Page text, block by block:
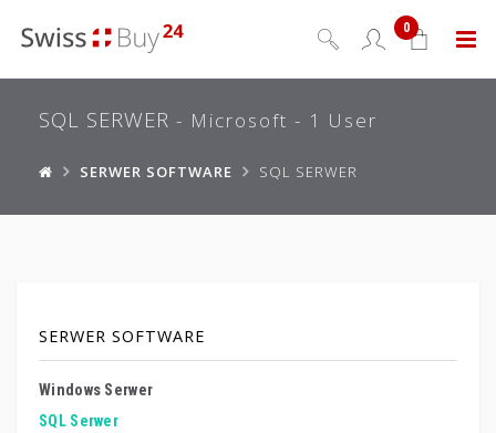
Menu
0
SQL SERWER - Microsoft - 1 User
SERWER SOFTWARE SQL SERWER
SERWER SOFTWARE
Windows Serwer
SQL Serwer